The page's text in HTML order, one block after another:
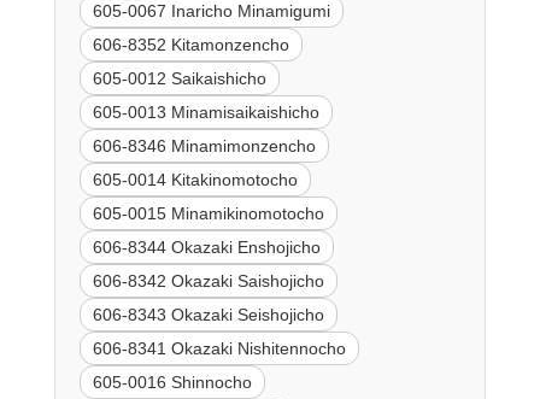
605-0067 Inaricho Minamigumi
606-8352 Kitamonzencho
605-0012 Saikaishicho
605-0013 Minamisaikaishicho
606-8346 Minamimonzencho
605-0014 Kitakinomotocho
605-0015 Minamikinomotocho
606-8344 Okazaki Enshojicho
606-8342 Okazaki Saishojicho
606-8343 Okazaki Seishojicho
606-8341 Okazaki Nishitennocho
605-0016 Shinnocho